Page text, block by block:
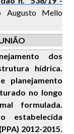
Augusto Mello
dos
hídrica.
planejamento
no longo
formulada.
estabelecida
2012-2015.